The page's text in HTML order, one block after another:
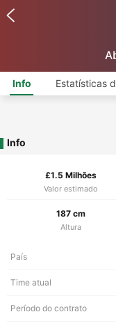
Info Estatísticas
Info
£1.5 Milhões
Valor estimado
187 cm
Altura
País
Time atual
Período do contrato